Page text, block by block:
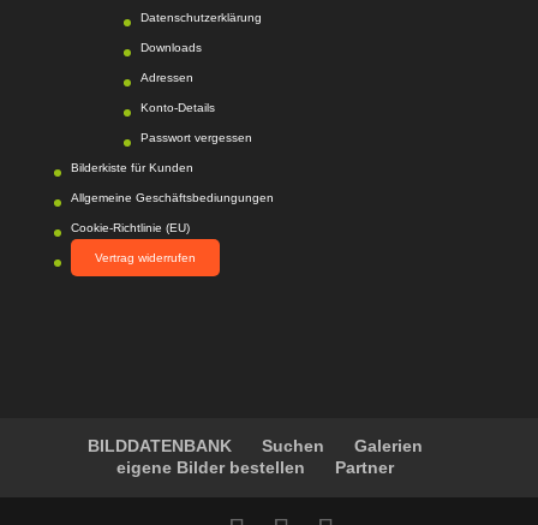
Datenschutzerklärung
Downloads
Adressen
Konto-Details
Passwort vergessen
Bilderkiste für Kunden
Allgemeine Geschäftsbediungungen
Cookie-Richtlinie (EU)
Vertrag widerrufen
BILDDATENBANK Suchen
Galerien
eigene Bilder bestellen
Partner